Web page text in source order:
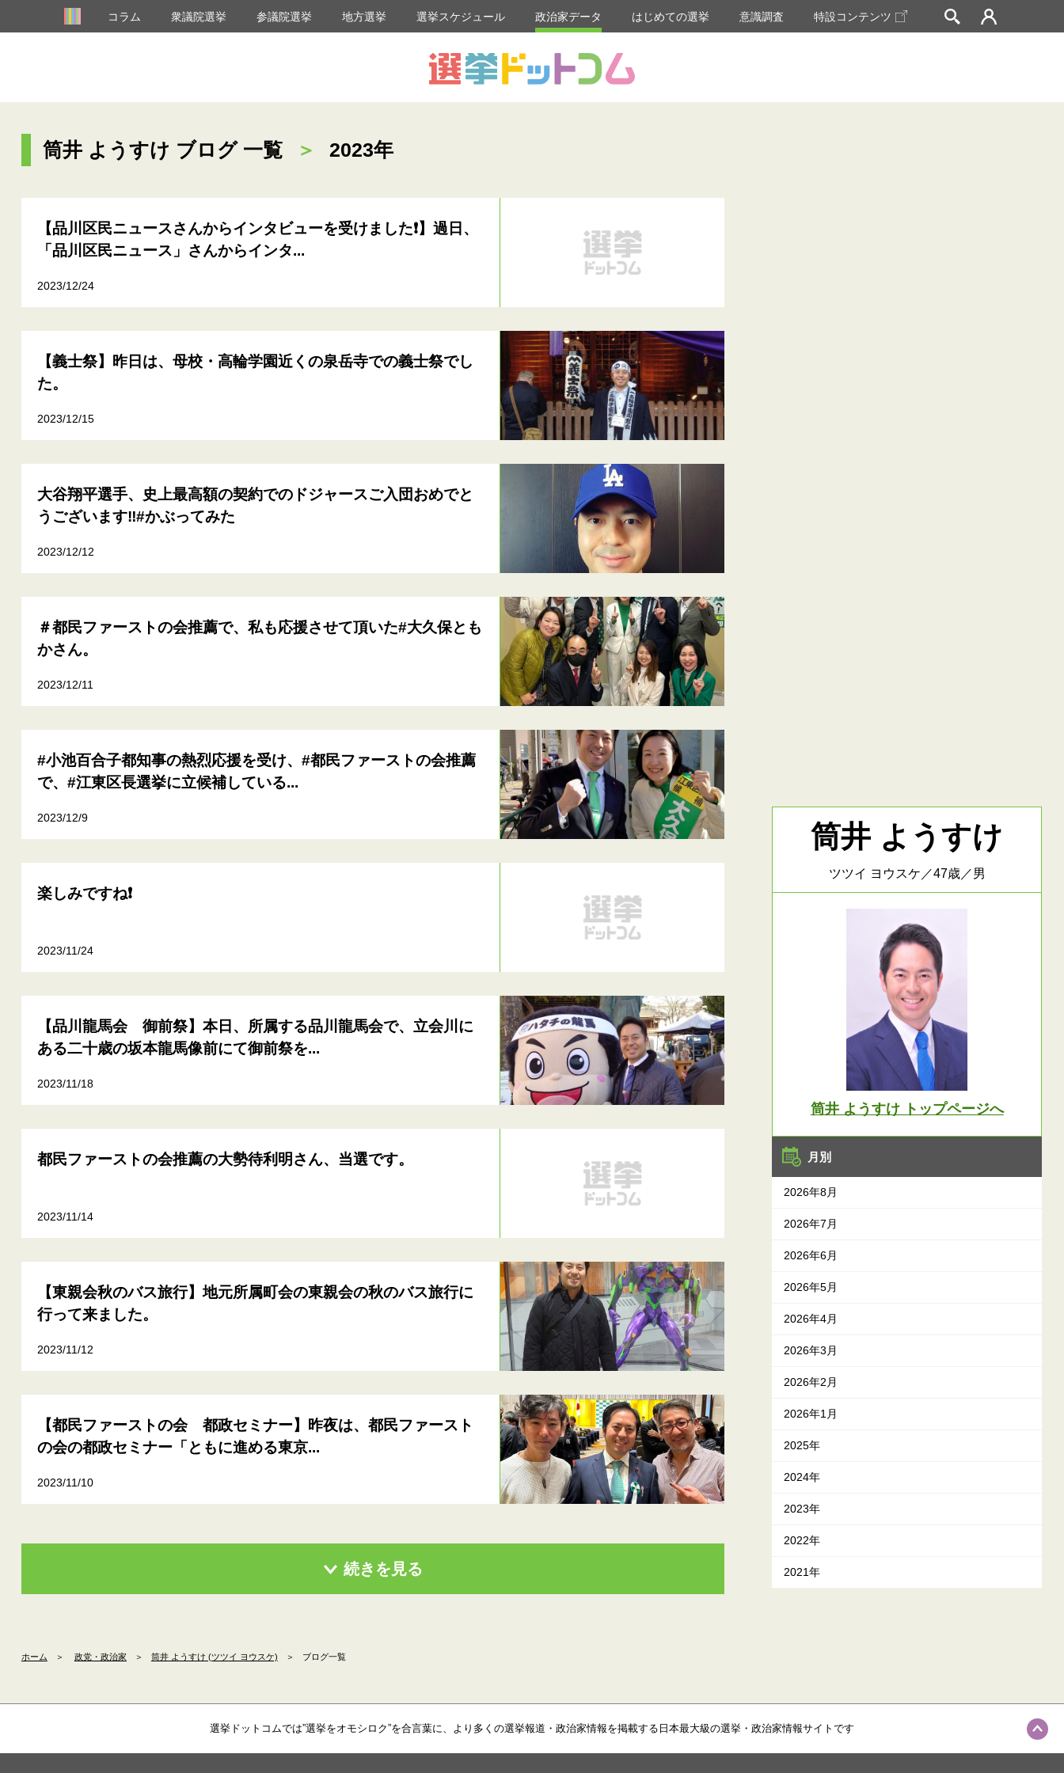
コラム 衆議院選挙 参議院選挙 地方選挙 選挙スケジュール 政治家データ はじめての選挙 意識調査 特設コンテンツ
筒井 ようすけ ブログ 一覧 ＞ 2023年
【品川区民ニュースさんからインタビューを受けました❗】過日、
「品川区民ニュース」さんからインタ...
2023/12/24
【義士祭】昨日は、母校・高輪学園近くの泉岳寺での義士祭でし
た。
2023/12/15
大谷翔平選手、史上最高額の契約でのドジャースご入団おめでと
うございます‼️#かぶってみた
2023/12/12
＃都民ファーストの会推薦で、私も応援させて頂いた#大久保とも
かさん。
2023/12/11
#小池百合子都知事の熱烈応援を受け、#都民ファーストの会推薦
で、#江東区長選挙に立候補している...
2023/12/9
楽しみですね❗
2023/11/24
【品川龍馬会 御前祭】本日、所属する品川龍馬会で、立会川に
ある二十歳の坂本龍馬像前にて御前祭を...
2023/11/18
都民ファーストの会推薦の大勢待利明さん、当選です。
2023/11/14
【東親会秋のバス旅行】地元所属町会の東親会の秋のバス旅行に
行って来ました。
2023/11/12
【都民ファーストの会 都政セミナー】昨夜は、都民ファースト
の会の都政セミナー「ともに進める東京...
2023/11/10
続きを見る
筒井 ようすけ
ツツイ ヨウスケ／47歳／男
筒井 ようすけ トップページへ
月別
2026年8月
2026年7月
2026年6月
2026年5月
2026年4月
2026年3月
2026年2月
2026年1月
2025年
2024年
2023年
2022年
2021年
ホーム ＞ 政党・政治家 ＞ 筒井 ようすけ (ツツイ ヨウスケ) ＞ ブログ一覧
選挙ドットコムでは”選挙をオモシロク”を合言葉に、より多くの選挙報道・政治家情報を掲載する日本最大級の選挙・政治家情報サイトです